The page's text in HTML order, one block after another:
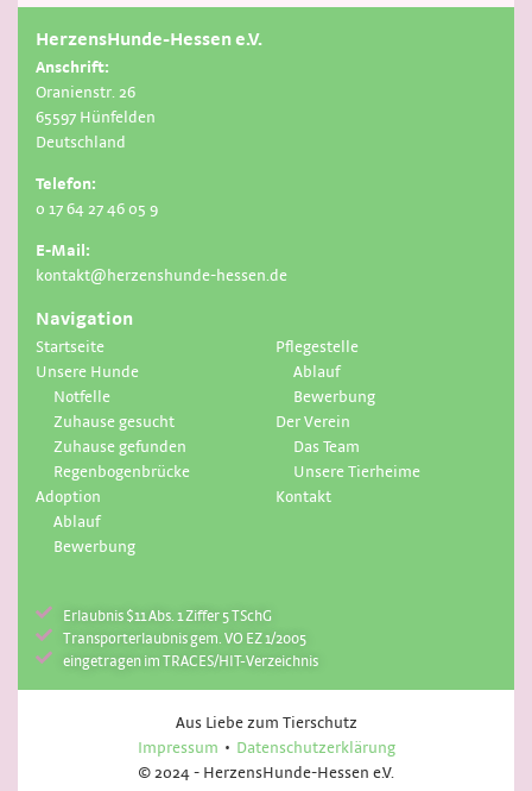
HerzensHunde-Hessen e.V.
Anschrift:
Oranienstr. 26
65597 Hünfelden
Deutschland
Telefon:
0 17 64 27 46 05 9
E-Mail:
kontakt@herzenshunde-hessen.de
Navigation
Startseite
Unsere Hunde
Notfelle
Zuhause gesucht
Zuhause gefunden
Regenbogenbrücke
Adoption
Ablauf
Bewerbung
Pflegestelle
Ablauf
Bewerbung
Der Verein
Das Team
Unsere Tierheime
Kontakt
Erlaubnis $11 Abs. 1 Ziffer 5 TSchG
Transporterlaubnis gem. VO EZ 1/2005
eingetragen im TRACES/HIT-Verzeichnis
Aus Liebe zum Tierschutz
Impressum
Datenschutzerklärung
© 2024 - HerzensHunde-Hessen e.V.